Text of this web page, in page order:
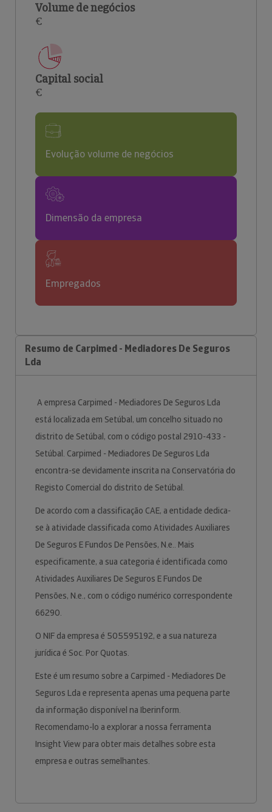
Volume de negócios
€
Capital social
€
Evolução volume de negócios
Dimensão da empresa
Empregados
Resumo de Carpimed - Mediadores De Seguros
Lda
A empresa Carpimed - Mediadores De Seguros Lda
está localizada em Setúbal, um concelho situado no
distrito de Setúbal, com o código postal 2910-433 -
Setúbal. Carpimed - Mediadores De Seguros Lda
encontra-se devidamente inscrita na Conservatória do
Registo Comercial do distrito de Setúbal.
De acordo com a classificação CAE, a entidade dedica-
se à atividade classificada como Atividades Auxiliares
De Seguros E Fundos De Pensões, N.e.. Mais
especificamente, a sua categoria é identificada como
Atividades Auxiliares De Seguros E Fundos De
Pensões, N.e., com o código numérico correspondente
66290.
O NIF da empresa é 505595192, e a sua natureza
jurídica é Soc. Por Quotas.
Este é um resumo sobre a Carpimed - Mediadores De
Seguros Lda e representa apenas uma pequena parte
da informação disponível na Iberinform.
Recomendamo-lo a explorar a nossa ferramenta
Insight View para obter mais detalhes sobre esta
empresa e outras semelhantes.